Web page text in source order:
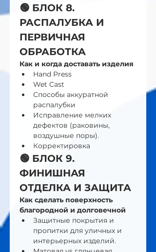
🟢 БЛОК 8.
РАСПАЛУБКА И
ПЕРВИЧНАЯ
ОБРАБОТКА
Как и когда доставать изделия
Hand Press
Wet Cast
Способы аккуратной
распалубки
Исправление мелких
дефектов (раковины,
воздушные поры).
Корректировка
🟢 БЛОК 9.
ФИНИШНАЯ
ОТДЕЛКА И ЗАЩИТА
Как сделать поверхность
благородной и долговечной
Защитные покрытия и
пропитки для уличных и
интерьерных изделий.